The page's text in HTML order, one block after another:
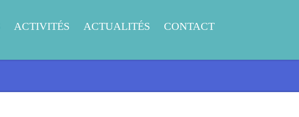
ACTIVITÉS ACTUALITÉS CONTACT